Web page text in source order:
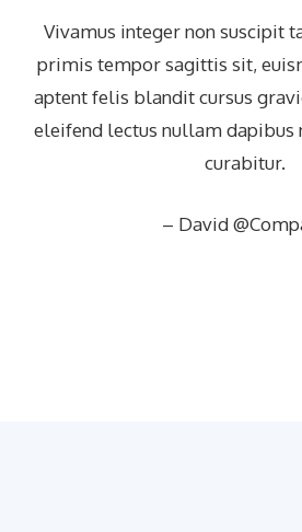
Vivamus integer non suscipit
primis tempor sagittis sit,
aptent felis blandit cursus
eleifend lectus nullam dapibus
curabitur.
– David